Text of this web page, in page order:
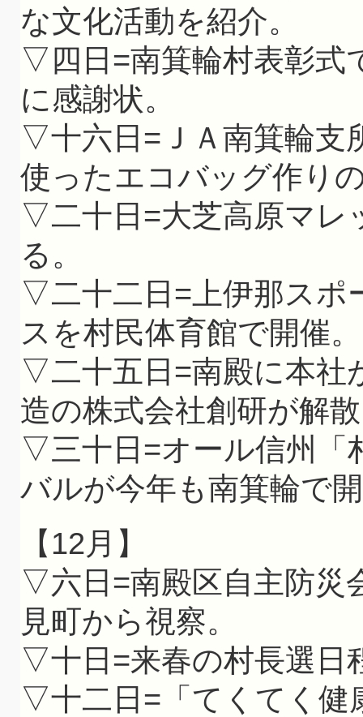
な文化活動を紹介。
▽四日=南箕輪村表彰式
に感謝状。
▽十六日=ＪＡ南箕輪支
使ったエコバッグ作り
▽二十日=大芝高原マレ
る。
▽二十二日=上伊那スポ
スを村民体育館で開催。
▽二十五日=南殿に本社
造の株式会社創研が解
▽三十日=オール信州「
バルが今年も南箕輪で
【12月】
▽六日=南殿区自主防災
見町から視察。
▽十日=来春の村長選日
▽十二日=「てくてく健